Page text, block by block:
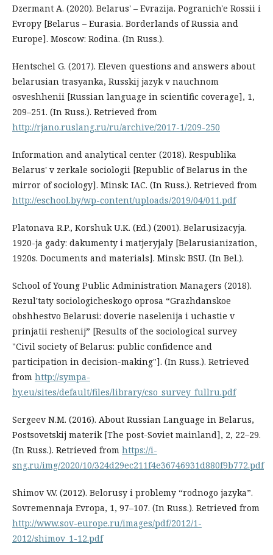
Dzermant A. (2020). Belarus' – Evrazija. Pogranich'e Rossii i
Evropy [Belarus – Eurasia. Borderlands of Russia and
Europe]. Moscow: Rodina. (In Russ.).
Hentschel G. (2017). Eleven questions and answers about
belarusian trasyanka, Russkij jazyk v nauchnom
osveshhenii [Russian language in scientific coverage], 1,
209–251. (In Russ.). Retrieved from
http://rjano.ruslang.ru/ru/archive/2017-1/209-250
Information and analytical center (2018). Respublika
Belarus' v zerkale sociologii [Republic of Belarus in the
mirror of sociology]. Minsk: IAC. (In Russ.). Retrieved from
http://eschool.by/wp-content/uploads/2019/04/011.pdf
Platonava R.P., Korshuk U.K. (Ed.) (2001). Belarusizacyja.
1920-ja gady: dakumenty і matjeryjaly [Belarusianization,
1920s. Documents and materials]. Minsk: BSU. (In Bel.).
School of Young Public Administration Managers (2018).
Rezul'taty sociologicheskogo oprosa “Grazhdanskoe
obshhestvo Belarusi: doverie naselenija i uchastie v
prinjatii reshenij” [Results of the sociological survey
"Civil society of Belarus: public confidence and
participation in decision-making"]. (In Russ.). Retrieved
from http://sympa-
by.eu/sites/default/files/library/cso_survey_fullru.pdf
Sergeev N.M. (2016). About Russian Language in Belarus,
Postsovetskij materik [The post-Soviet mainland], 2, 22–29.
(In Russ.). Retrieved from https://i-
sng.ru/img/2020/10/324d29ec211f4e36746931d880f9b772.pdf
Shimov V.V. (2012). Belorusy i problemy “rodnogo jazyka”.
Sovremennaja Evropa, 1, 97–107. (In Russ.). Retrieved from
http://www.sov-europe.ru/images/pdf/2012/1-
2012/shimov_1-12.pdf